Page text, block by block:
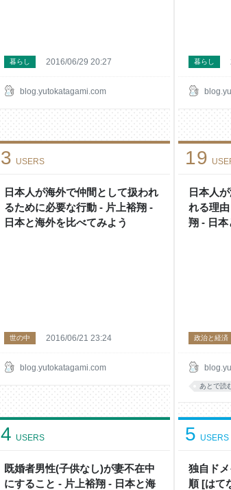
blog.yutokatagami.com
暮らし 2016/06/29 20:27 暮らし
日本人が海外で仲間として扱われ
るために必要な行動 - 片上裕翔 -
日本と海外を比べてみよう
3 USERS
blog.yutokatagami.com
世の中 2016/06/21 23:24
日本人
れる理
翔 - 日本
19
政治と経済
あとで読
既婚者男性(子供なし)が妻不在中
にすること - 片上裕翔 - 日本と海
4 USERS
独自ド
順 [はて
5 USERS